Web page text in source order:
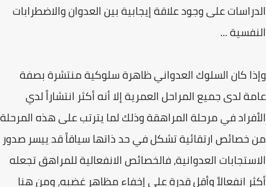
الدراسات على وجود علاقة إيجابية بين العدوان والاضطرابات
النفسية ...
وإذا كان السلوك العدواني ظاهرة سلوكية منتشرة بصفة
عامة لدى جميع المراحل العمرية إلا أنه أكثر انتشاراً لدي
الأفراد في مرحلة المراهقة وذلك لما يترتب على هذه المرحلة
من خصائص ارتقائية تشكل في حد ذاتها سياقاً قد ييسر صدور
الاستجابات العدوانية، فالخصائص الانفعالية للمراهق تجعله
أكثر انفعالاً وأقل قدرة على إخفاء مظاهر غضبه، ومن هنا